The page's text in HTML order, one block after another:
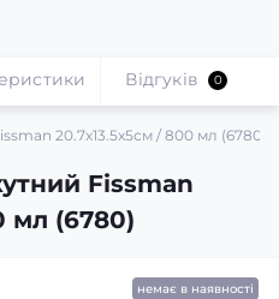
20.7x13.5x5см / 800 мл (6780)
Fissman
мл (6780)
Відгуків 0
немає в наявності